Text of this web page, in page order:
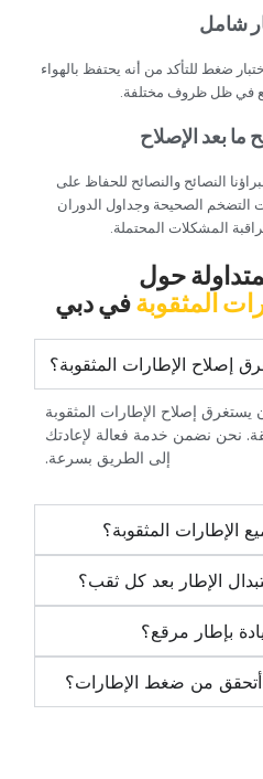
شامل‏
ضغط للتأكد من أنه يحتفظ بالهواء
في ظل ظروف مختلفة.‏
ما بعد الإصلاح‏
النصائح والنصائح للحفاظ على
التضخم الصحيحة وجداول الدوران
المشكلات المحتملة.‏
حول‏
المثقوبة‏‏في دبي‏
إصلاح الإطارات المثقوبة
من 20 إلى 30 دقيقة. نحن نضمن خدمة فعالة لإعادتك
إلى الطريق بسرعة.‏